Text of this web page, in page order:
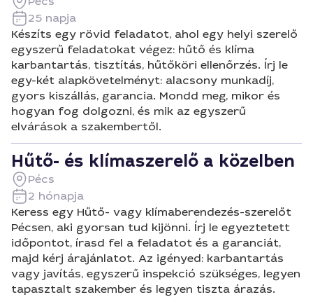
25 napja
Készíts egy rövid feladatot, ahol egy helyi szerelő
egyszerű feladatokat végez: hűtő és klíma
karbantartás, tisztítás, hűtőköri ellenőrzés. Írj le
egy-két alapkövetelményt: alacsony munkadíj,
gyors kiszállás, garancia. Mondd meg, mikor és
hogyan fog dolgozni, és mik az egyszerű
elvárások a szakembertől.
Hűtő- és klímaszerelő a közelben
Pécs
2 hónapja
Keress egy Hűtő- vagy klímaberendezés-szerelőt
Pécsen, aki gyorsan tud kijönni. Írj le egyeztetett
időpontot, írasd fel a feladatot és a garanciát,
majd kérj árajánlatot. Az igényed: karbantartás
vagy javítás, egyszerű inspekció szükséges, legyen
tapasztalt szakember és legyen tiszta árazás.